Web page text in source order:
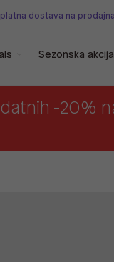
dostava na
Sezonska
-20%